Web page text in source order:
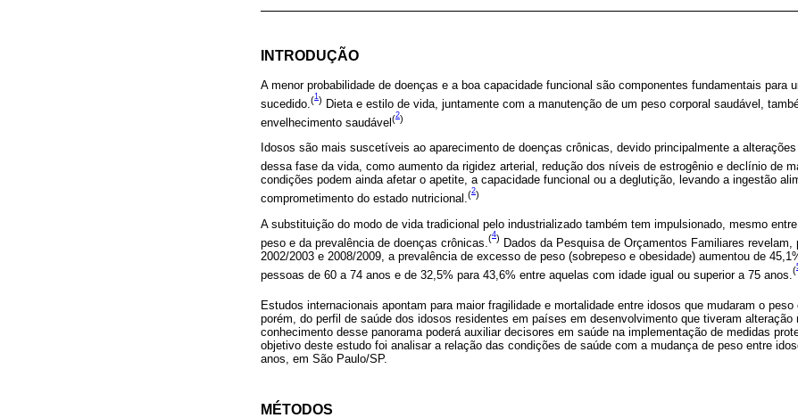
INTRODUÇÃO
A menor probabilidade de doenças e a boa capacidade funcional são componentes fundamentais para
sucedido.(1) Dieta e estilo de vida, juntamente com a manutenção de um peso corporal saudável,
envelhecimento saudável (2)
Idosos são mais suscetíveis ao aparecimento de doenças crônicas, devido principalmente a
dessa fase da vida, como aumento da rigidez arterial, redução dos níveis de estrogênio e declínio de
condições podem ainda afetar o apetite, a capacidade funcional ou a deglutição, levando a ingestão
comprometimento do estado nutricional.(2)
A substituição do modo de vida tradicional pelo industrializado também tem impulsionado, mesmo
peso e da prevalência de doenças crônicas. (4) Dados da Pesquisa de Orçamentos Familiares revelam,
2002/2003 e 2008/2009, a prevalência de excesso de peso (sobrepeso e obesidade) aumentou de
pessoas de 60 a 74 anos e de 32,5% para 43,6% entre aquelas com idade igual ou superior a 75 anos. (
Estudos internacionais apontam para maior fragilidade e mortalidade entre idosos que mudaram o peso
porém, do perfil de saúde dos idosos residentes em países em desenvolvimento que tiveram alteração
conhecimento desse panorama poderá auxiliar decisores em saúde na implementação de medidas
objetivo deste estudo foi analisar a relação das condições de saúde com a mudança de peso entre
anos, em São Paulo/SP.
MÉTODOS